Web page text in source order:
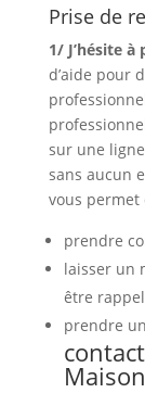
Prise de
1/ J’hésite
d’aide pour
sur une
sans aucun
vous permet
prendre
laisser un
être
prendre